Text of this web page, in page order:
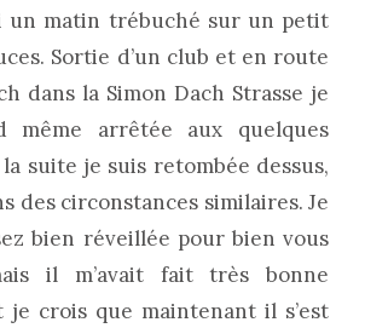
un matin trébuché sur un petit
Sortie d’un club et en route
dans la Simon Dach Strasse je
même arrêtée aux quelques
suite je suis retombée dessus,
des circonstances similaires. Je
bien réveillée pour bien vous
il m’avait fait très bonne
je crois que maintenant il s’est